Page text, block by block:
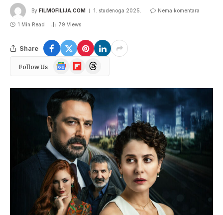
By FILMOFILIJA.COM 1. studenoga 2025. Nema komentara
1 Min Read 79 Views
Share
Follow Us
Google
News
FlipboardThreads